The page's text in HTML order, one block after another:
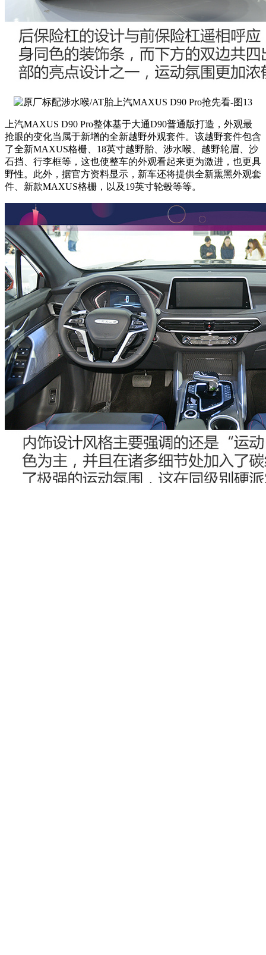
上汽MAXUS D90 Pro整体基于大通D90普通版打造，外观最
抢眼的变化当属于新增的全新越野外观套件。该越野套件包含
了全新MAXUS格栅、18英寸越野胎、涉水喉、越野轮眉、沙
石挡、行李框等，这也使整车的外观看起来更为激进，也更具
野性。此外，据官方资料显示，新车还将提供全新熏黑外观套
件、新款MAXUS格栅，以及19英寸轮毂等等。
×